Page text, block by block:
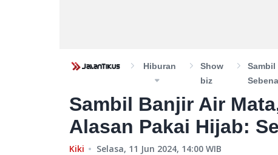
Hiburan
Show
Biz
Sambil
Sambil Banjir Air
Alasan Pakai Hijab:
Kiki Selasa, 11 Jun 2024, 14:00 WIB